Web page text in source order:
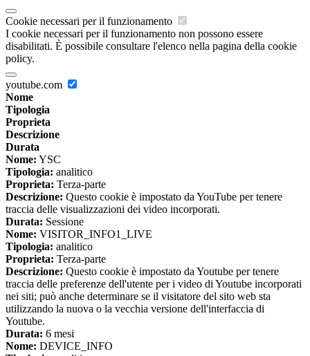
Cookie necessari per il funzionamento
I cookie necessari per il funzionamento non possono essere
disabilitati. È possibile consultare l'elenco nella pagina della cookie
policy.
youtube.com
Nome
Tipologia
Proprieta
Descrizione
Durata
Nome: YSC
Tipologia: analitico
Proprieta: Terza-parte
Descrizione: Questo cookie è impostato da YouTube per tenere
traccia delle visualizzazioni dei video incorporati.
Durata: Sessione
Nome: VISITOR_INFO1_LIVE
Tipologia: analitico
Proprieta: Terza-parte
Descrizione: Questo cookie è impostato da Youtube per tenere
traccia delle preferenze dell'utente per i video di Youtube incorporati
nei siti; può anche determinare se il visitatore del sito web sta
utilizzando la nuova o la vecchia versione dell'interfaccia di
Youtube.
Durata: 6 mesi
Nome: DEVICE_INFO